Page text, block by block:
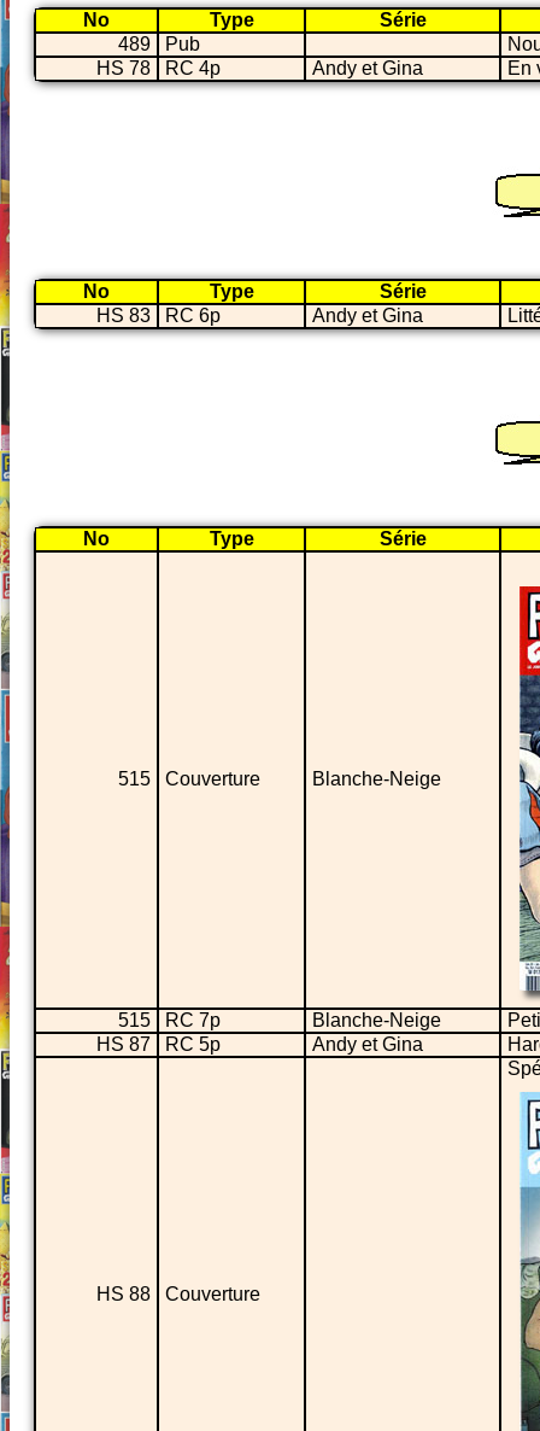
No Type
Série
489
Pub
HS 78
RC 4p Andy et Gina En
No Type
Série
HS 83
RC 6p Andy et Gina
No Type Série
515 Couverture Blanche-Neige
515 RC 7p Blanche-Neige
HS 87
RC 5p Andy et Gina
HS 88 Couverture